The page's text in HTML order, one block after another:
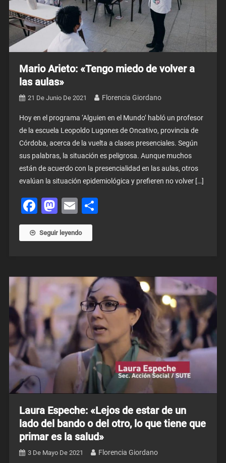
Mario Arieto: «Tengo miedo de volver a
las aulas»
21 De Junio De 2021 Florencia Giordano
Hoy en el programa ‘Alguien en el Mundo’ habló un profesor
de la escuela Leopoldo Lugones de Oncativo, provincia de
Córdoba, acerca de la vuelta a clases presenciales. Según
sus palabras, la situación es peligrosa. Aunque muchos
están de acuerdo con la presencialidad en las aulas, otros
evalúan la situación epidemiológica y prefieren no volver […]
Facebook
Mastodon
EmailShare
Seguir leyendo
Laura Espeche: «Lejos de estar de un
lado del bando o del otro, lo que tiene que
primar es la salud»
3 De Mayo De 2021 Florencia Giordano